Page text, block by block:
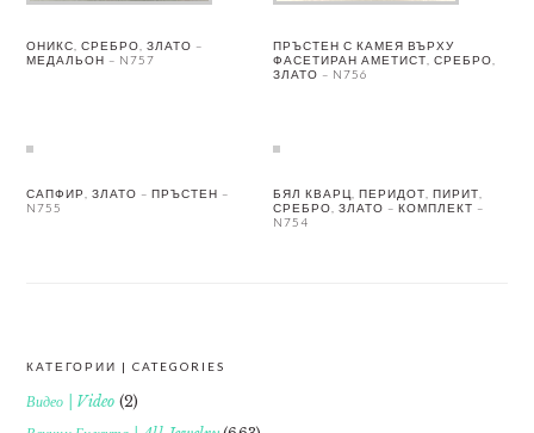
ОНИКС, СРЕБРО, ЗЛАТО –
МЕДАЛЬОН – N757
ПРЪСТЕН С КАМЕЯ ВЪРХУ
ФАСЕТИРАН АМЕТИСТ, СРЕБРО,
ЗЛАТО – N756
САПФИР, ЗЛАТО – ПРЪСТЕН –
N755
БЯЛ КВАРЦ, ПЕРИДОТ, ПИРИТ,
СРЕБРО, ЗЛАТО – КОМПЛЕКТ –
N754
FOOTER
КАТЕГОРИИ | CATEGORIES
Видео | Video (2)